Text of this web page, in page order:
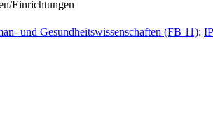
Einrichtungen
und Gesundheitswissenschaften (FB 11):